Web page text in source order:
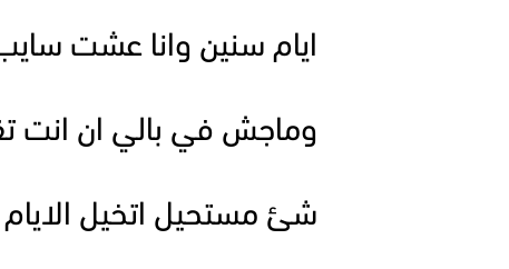
ايام سنين وانا عشت
وماجش في بالي ان
شئ مستحيل اتخيل